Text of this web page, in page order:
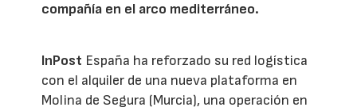
compañía en el arco mediterráneo.
InPost España ha reforzado su red logística
con el alquiler de una nueva plataforma en
Molina de Segura (Murcia), una operación en